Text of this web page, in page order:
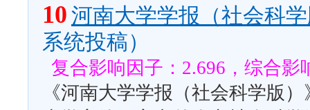
10 河南大学学报（社会科
系统投稿）
复合影响因子：2.696，综合影
《河南大学学报（社会科学版